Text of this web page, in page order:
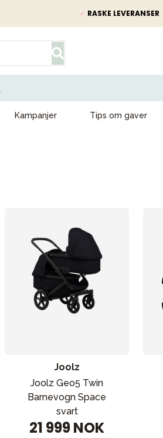
✓ RASKE LEVERANSER
Kampanjer Tips om gaver
Joolz
Joolz Geo5 Twin
Barnevogn Space
svart
21 999 NOK